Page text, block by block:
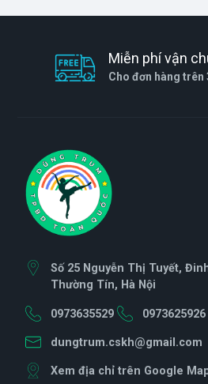
Miễn phí vận
Cho đơn hàng trên
Số 25 Nguyễn Thị Tuyết,
Thường Tín, Hà Nội
0973635529 0973625926
dungtrum.cskh@gmail.com
Xem địa chỉ trên Google